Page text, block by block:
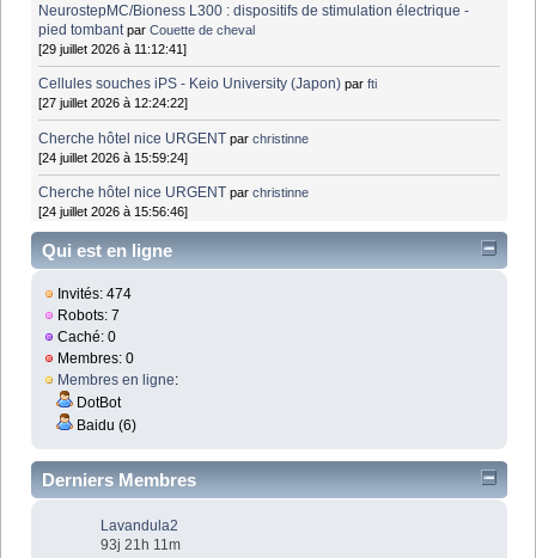
NeurostepMC/Bioness L300 : dispositifs de stimulation électrique -
pied tombant parCouette de cheval
[29 juillet 2026 à 11:12:41]
Cellules souches iPS - Keio University (Japon) parfti
[27 juillet 2026 à 12:24:22]
Cherche hôtel nice URGENT parchristinne
[24 juillet 2026 à 15:59:24]
Cherche hôtel nice URGENT parchristinne
[24 juillet 2026 à 15:56:46]
Qui est en ligne
Invités: 474
Robots: 7
Caché: 0
Membres: 0
Membres en ligne:
DotBot
Baidu (6)
Derniers Membres
Lavandula2
93j 21h 11m